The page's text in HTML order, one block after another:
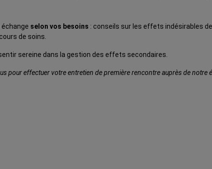
selon vos besoins : conseils sur les effets indésirables
de soins.
sereine dans la gestion des effets secondaires.
pour effectuer votre entretien de première rencontre auprès de notre